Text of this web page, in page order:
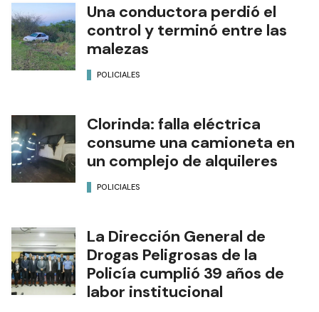
Una conductora perdió el
control y terminó entre las
malezas
POLICIALES
Clorinda: falla eléctrica
consume una camioneta en
un complejo de alquileres
POLICIALES
La Dirección General de
Drogas Peligrosas de la
Policía cumplió 39 años de
labor institucional